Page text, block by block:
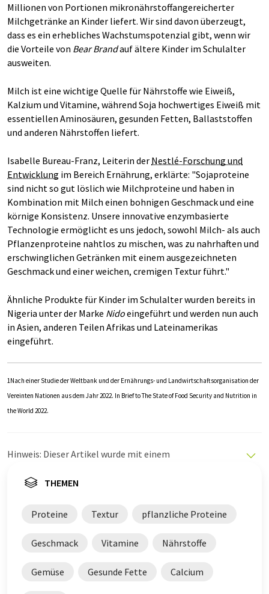
Millionen von Portionen mikronährstoffangereicherter
Milchgetränke an Kinder liefert. Wir sind davon überzeugt,
dass es ein erhebliches Wachstumspotenzial gibt, wenn wir
die Vorteile von Bear Brandauf ältere Kinder im Schulalter
ausweiten.
Milch ist eine wichtige Quelle für Nährstoffe wie Eiweiß,
Kalzium und Vitamine, während Soja hochwertiges Eiweiß mit
essentiellen Aminosäuren, gesunden Fetten, Ballaststoffen
und anderen Nährstoffen liefert.
Isabelle Bureau-Franz, Leiterin der Nestlé-Forschung und
Entwicklung im Bereich Ernährung, erklärte: "Sojaproteine
sind nicht so gut löslich wie Milchproteine und haben in
Kombination mit Milch einen bohnigen Geschmack und eine
körnige Konsistenz. Unsere innovative enzymbasierte
Technologie ermöglicht es uns jedoch, sowohl Milch- als auch
Pflanzenproteine nahtlos zu mischen, was zu nahrhaften und
erschwinglichen Getränken mit einem ausgezeichneten
Geschmack und einer weichen, cremigen Textur führt."
Ähnliche Produkte für Kinder im Schulalter wurden bereits in
Nigeria unter der Marke Nidoeingeführt und werden nun auch
in Asien, anderen Teilen Afrikas und Lateinamerikas
eingeführt.
1Nach einer Studie der Weltbank und der Ernährungs- und Landwirtschaftsorganisation der
Vereinten Nationen aus dem Jahr 2022. In Brief to The State of Food Security and Nutrition in
the World 2022.
Hinweis: Dieser Artikel wurde mit einem
LUMITOS bietet diese automatischen Übersetzungen
Nachrichten zu präsentieren. Da dieser Artikel mit
automatischer Übersetzung übersetzt wurde, ist es
möglich, dass er Fehler im Vokabular, in der Syntax oder
THEMEN
Proteine Textur pflanzliche Proteine
Geschmack Vitamine Nährstoffe
Gemüse Gesunde Fette Calcium